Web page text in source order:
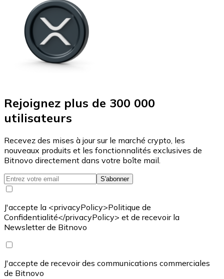
Rejoignez plus de 300 000
utilisateurs
Recevez des mises à jour sur le marché crypto, les
nouveaux produits et les fonctionnalités exclusives de
Bitnovo directement dans votre boîte mail.
S'abonner
J'accepte la <privacyPolicy>Politique de
Confidentialité</privacyPolicy> et de recevoir la
Newsletter de Bitnovo
J'accepte de recevoir des communications commerciales
de Bitnovo